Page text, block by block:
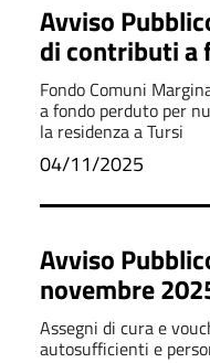
Avviso
di contributi a
valere sul
Fondo Comuni
a fondo perduto per
la residenza a Tursi
04/11/2025
Avviso
novembre
per anziani e
Assegni di cura e
autosufficienti e